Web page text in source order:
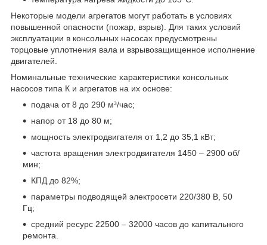
Некоторые модели агрегатов могут работать в условиях
повышенной опасности (пожар, взрыв). Для таких условий
эксплуатации в консольных насосах предусмотрены
торцовые уплотнения вала и взрывозащищенное исполнение
двигателей.
Номинальные технические характеристики консольных
насосов типа К и агрегатов на их основе:
подача от 8 до 290 м³/час;
напор от 18 до 80 м;
мощность электродвигателя от 1,2 до 35,1 кВт;
частота вращения электродвигателя 1450 – 2900 об/
мин;
КПД до 82%;
параметры подводящей электросети 220/380 В, 50
Гц;
средний ресурс 22500 – 32000 часов до капитального
ремонта.